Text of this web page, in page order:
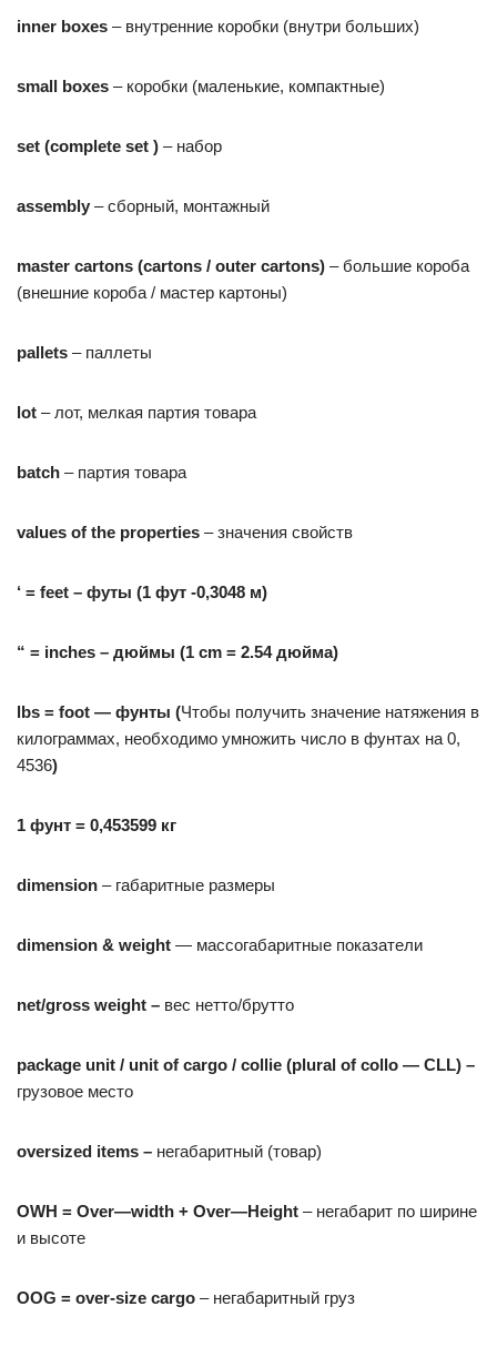
inner boxes – внутренние коробки (внутри больших)
small boxes – коробки (маленькие, компактные)
set (complete set ) – набор
assembly – сборный, монтажный
master cartons (cartons / outer cartons) – большие короба
(внешние короба / мастер картоны)
pallets – паллеты
lot – лот, мелкая партия товара
batch – партия товара
values of the properties – значения свойств
‘ = feet – футы (1 фут -0,3048 м)
“ = inches – дюймы (1 cm = 2.54 дюйма)
lbs = foot — фунты (Чтобы получить значение натяжения в
килограммах, необходимо умножить число в фунтах на 0,
4536)
1 фунт = 0,453599 кг
dimension – габаритные размеры
dimension & weight — массогабаритные показатели
net/gross weight – вес нетто/брутто
package unit / unit of cargo / collie (plural of collo — CLL) –
грузовое место
oversized items – негабаритный (товар)
OWH = Over—width + Over—Height – негабарит по ширине
и высоте
OOG = over-size cargo – негабаритный груз